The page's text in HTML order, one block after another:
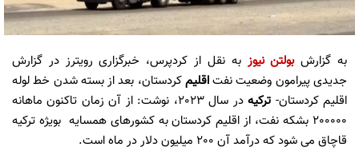
به گزارش بولتن نیوز به نقل از کردپرس، خبرگزاری رویترز در گزارش
جدیدی پیرامون وضعیت نفتاقلیمکردستان، بعد از بسته شدن خط لوله
اقلیم کردستان- ترکیه
در سال 2023، نوشت: از آن زمان تاکنون ماهانه
200000 بشکه نفت، از اقلیم کردستان به کشورهای همسایه بویژه ترکیه
قاچاق می شود که درآمد آن 200 میلیون دلار در ماه است.